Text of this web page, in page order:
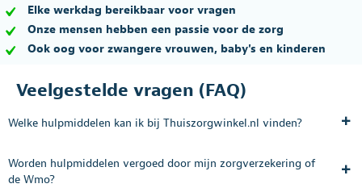
Elke werkdag bereikbaar voor vragen
Onze mensen hebben een passie voor de zorg
Ook oog voor zwangere vrouwen, baby's en kinderen
Veelgestelde vragen (FAQ)
Welke hulpmiddelen kan ik bij Thuiszorgwinkel.nl vinden?
Worden hulpmiddelen vergoed door mijn zorgverzekering of
de Wmo?